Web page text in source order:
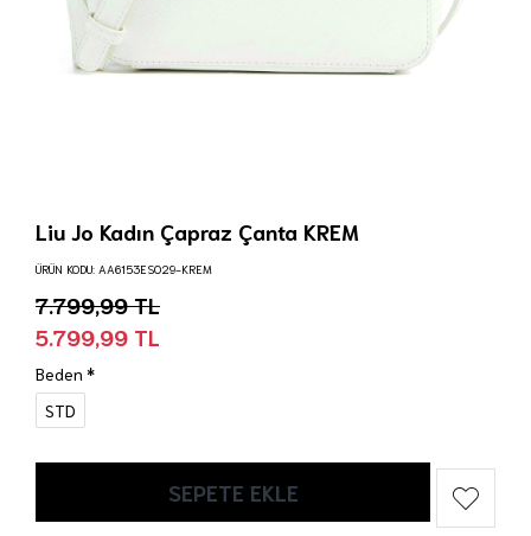
Liu Jo Kadın Çapraz Çanta KREM
5.799,99 TL
7.799,99 TL
ÜRÜN KODU: AA6153ES029-KREM
Beden
STD
SEPETE EKLE